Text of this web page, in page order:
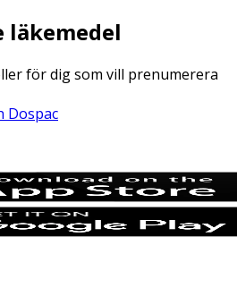
läkemedel
för dig som vill prenumerera
Dospac